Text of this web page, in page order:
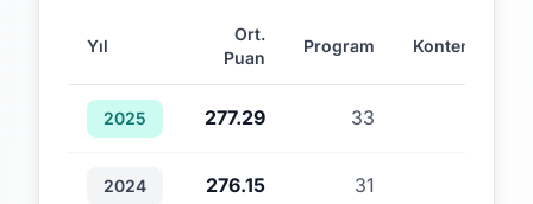
Yıl
Ort.
Puan
Program Kontenjan
2025 277.29 33
2024 276.15 31